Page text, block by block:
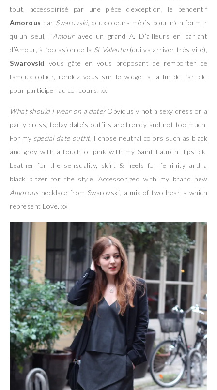
tout, accessoirisé par une pièce d’exception, le pendentif
Amorous par Swarovski, deux coeurs mêlés pour n’en former
qu’un seul, l’Amouravec un grand A. D’ailleurs en parlant
d’Amour, à l’occasion de la St Valentin (qui va arriver très vite),
Swarovski vous gâte en vous proposant de remporter ce
fameux collier, rendez vous sur le widget à la fin de l’article
pour participer au concours. xx
What should I wear on a date?Obviously not a sexy dress or a
party dress, today date’s outfits are trendy and not too much.
For my special date outfit, I chose neutral colors such as black
and grey with a touch of pink with my Saint Laurent lipstick.
Leather for the sensuality, skirt & heels for feminity and a
black blazer for the style. Accessorized with my brand new
Amorousnecklace from Swarovski, a mix of two hearts which
represent Love. xx